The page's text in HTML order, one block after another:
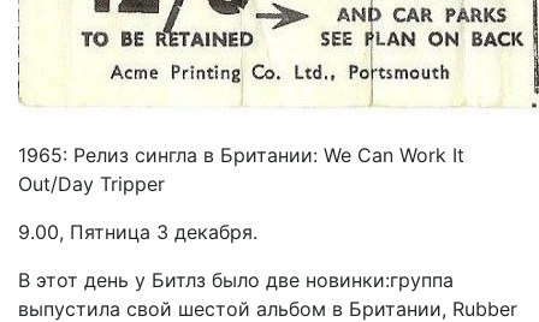
1965: Релиз сингла в Британии: We Can Work It
Out/Day Tripper
9.00, Пятница 3 декабря.
В этот день у Битлз было две новинки:группа
выпустила свой шестой альбом в Британии, Rubber